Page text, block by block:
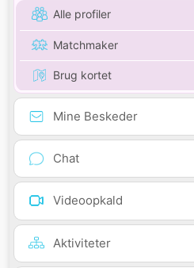
Alle profiler
Matchmaker
Brug kortet
Mine Beskeder
Chat
Videoopkald
Aktiviteter